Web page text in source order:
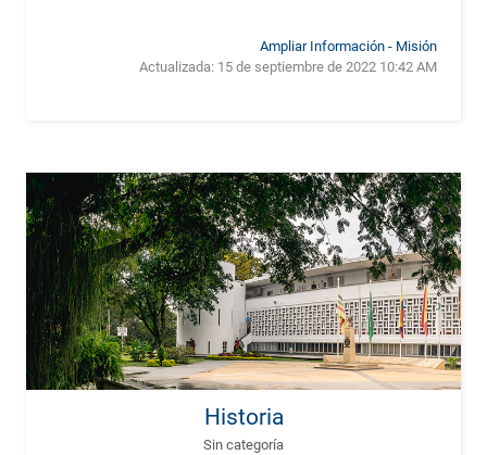
Ampliar Información - Misión
Actualizada: 15 de septiembre de 2022 10:42 AM
Historia
Sin categoría